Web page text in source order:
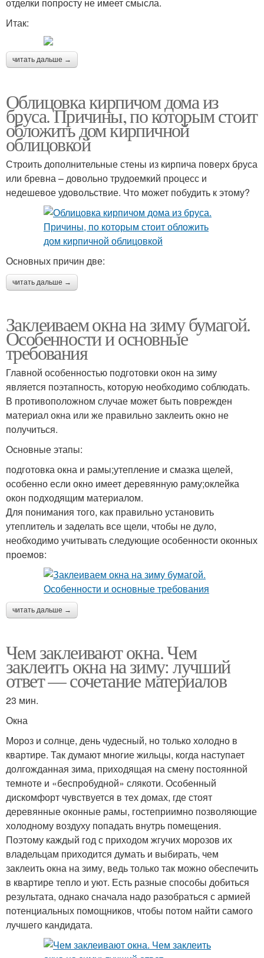
отделки попросту не имеет смысла.
Итак:
читать дальше →
Облицовка кирпичом дома из
бруса. Причины, по которым стоит
обложить дом кирпичной
облицовкой
Строить дополнительные стены из кирпича поверх бруса
или бревна – довольно трудоемкий процесс и
недешевое удовольствие. Что может побудить к этому?
Основных причин две:
читать дальше →
Заклеиваем окна на зиму бумагой.
Особенности и основные
требования
Главной особенностью подготовки окон на зиму
является поэтапность, которую необходимо соблюдать.
В противоположном случае может быть поврежден
материал окна или же правильно заклеить окно не
получиться.
Основные этапы:
подготовка окна и рамы;утепление и смазка щелей,
особенно если окно имеет деревянную раму;оклейка
окон подходящим материалом.
Для понимания того, как правильно установить
утеплитель и заделать все щели, чтобы не дуло,
необходимо учитывать следующие особенности оконных
проемов:
читать дальше →
Чем заклеивают окна. Чем
заклеить окна на зиму: лучший
ответ — сочетание материалов
23 мин.
Окна
Мороз и солнце, день чудесный, но только холодно в
квартире. Так думают многие жильцы, когда наступает
долгожданная зима, приходящая на смену постоянной
темноте и «беспробудной» слякоти. Особенный
дискомфорт чувствуется в тех домах, где стоят
деревянные оконные рамы, гостеприимно позволяющие
холодному воздуху попадать внутрь помещения.
Поэтому каждый год с приходом жгучих морозов их
владельцам приходится думать и выбирать, чем
заклеить окна на зиму, ведь только так можно обеспечить
в квартире тепло и уют. Есть разные способы добиться
результата, однако сначала надо разобраться с армией
потенциальных помощников, чтобы потом найти самого
лучшего кандидата.